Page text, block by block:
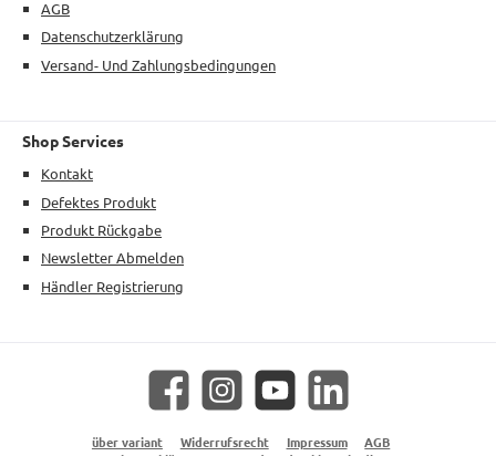
AGB
Datenschutzerklärung
Versand- Und Zahlungsbedingungen
Shop Services
Kontakt
Defektes Produkt
Produkt Rückgabe
Newsletter Abmelden
Händler Registrierung
Facebook Instagram YouTube LinkedIn
über variant Widerrufsrecht Impressum
AGB